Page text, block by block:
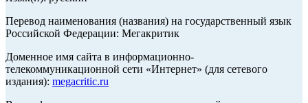
Перевод наименования (названия) на государственный язык
Российской Федерации: Мегакритик
Доменное имя сайта в информационно-
телекоммуникационной сети «Интернет» (для сетевого
издания): megacritic.ru